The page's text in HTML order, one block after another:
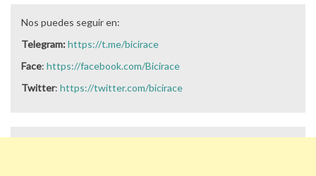
Nos puedes seguir en:
Telegram:https://t.me/bicirace
Face: https://facebook.com/Bicirace
Twitter: https://twitter.com/bicirace